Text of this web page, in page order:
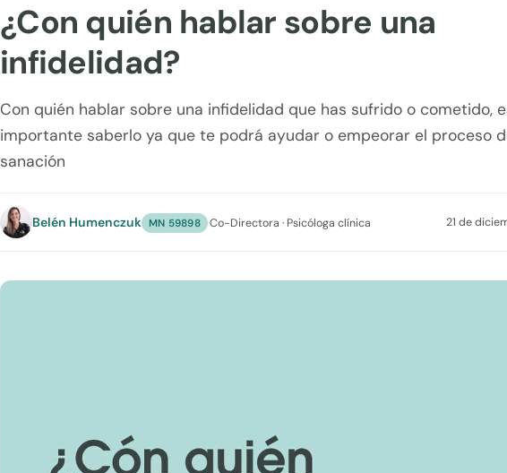
¿Con quién hablar sobre una
infidelidad?
Con quién hablar sobre una infidelidad que has sufrido o cometido,
importante saberlo ya que te podrá ayudar o empeorar el proceso
sanación
Belén Humenczuk MN 59898 ·Co-Directora · Psicóloga clínica 21 de